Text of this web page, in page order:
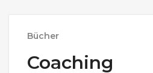
Bücher
Coaching